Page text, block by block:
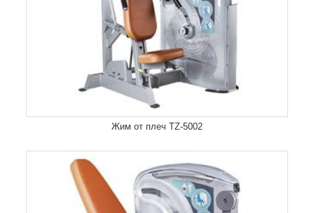
Жим от плеч TZ-5002